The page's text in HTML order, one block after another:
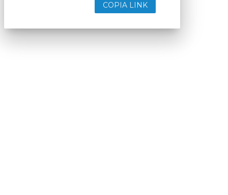
COPIA LINK